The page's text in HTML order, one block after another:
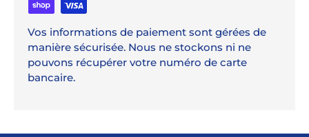
Vos informations de paiement sont gérées de
manière sécurisée. Nous ne stockons ni ne
pouvons récupérer votre numéro de carte
bancaire.